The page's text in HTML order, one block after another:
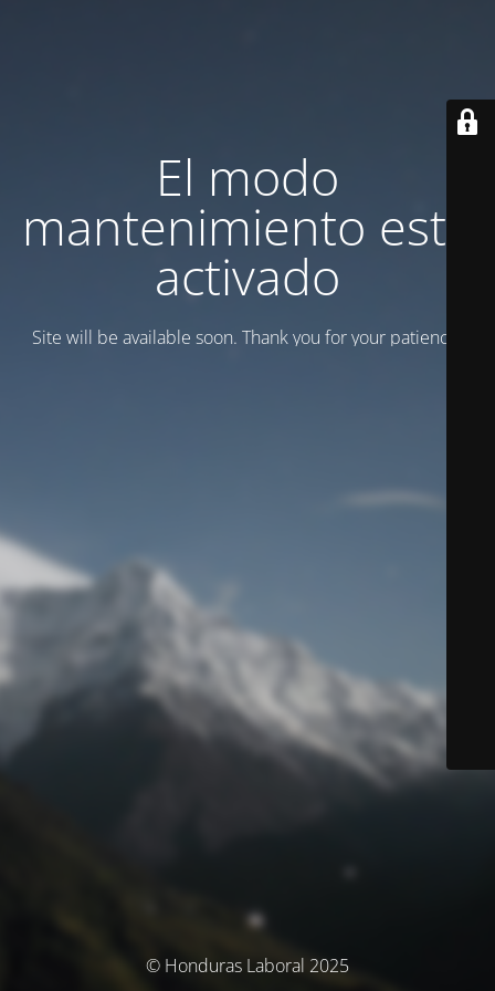
El modo
mantenimiento está
activado
Site will be available soon. Thank you for your patience!
© Honduras Laboral 2025